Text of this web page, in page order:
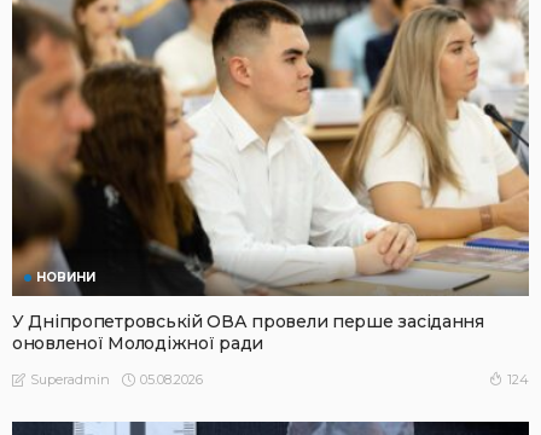
НОВИНИ
У Дніпропетровській ОВА провели перше засідання
оновленої Молодіжної ради
Superadmin 05.08.2026 124